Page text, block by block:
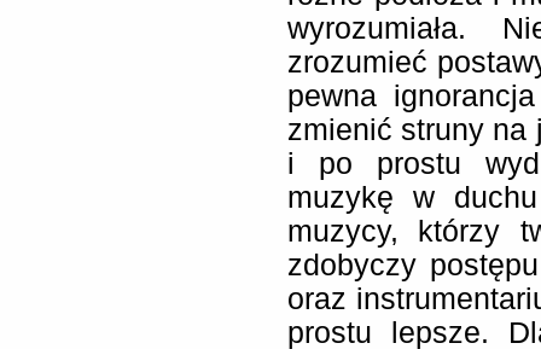
wyrozumiała.
zrozumieć
pewna
zmienić struny na
i po prostu
muzykę w
muzycy, którzy
zdobyczy
oraz
prostu lepsze.